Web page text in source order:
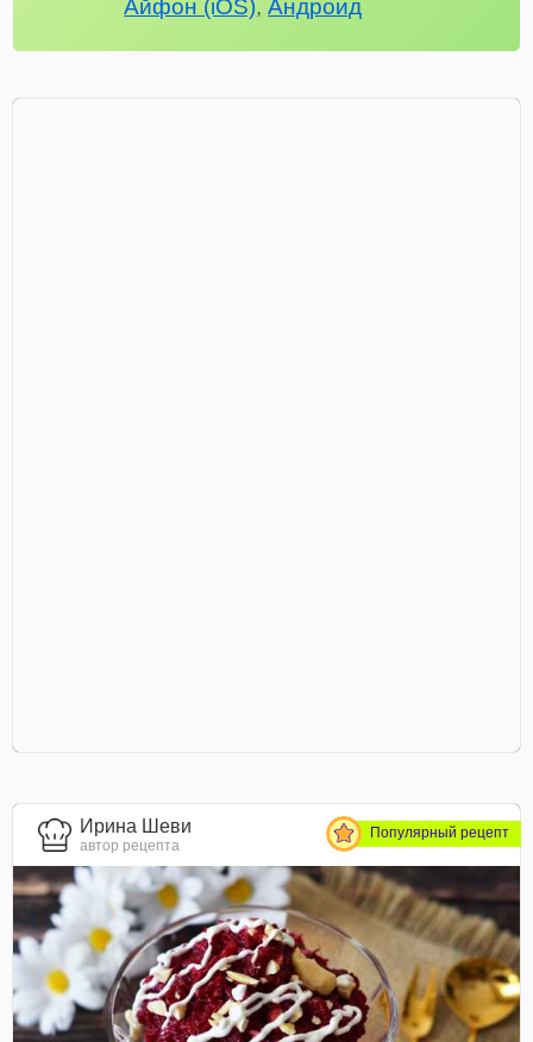
Айфон (iOS),Андроид
Ирина Шеви
автор рецепта
Популярный рецепт